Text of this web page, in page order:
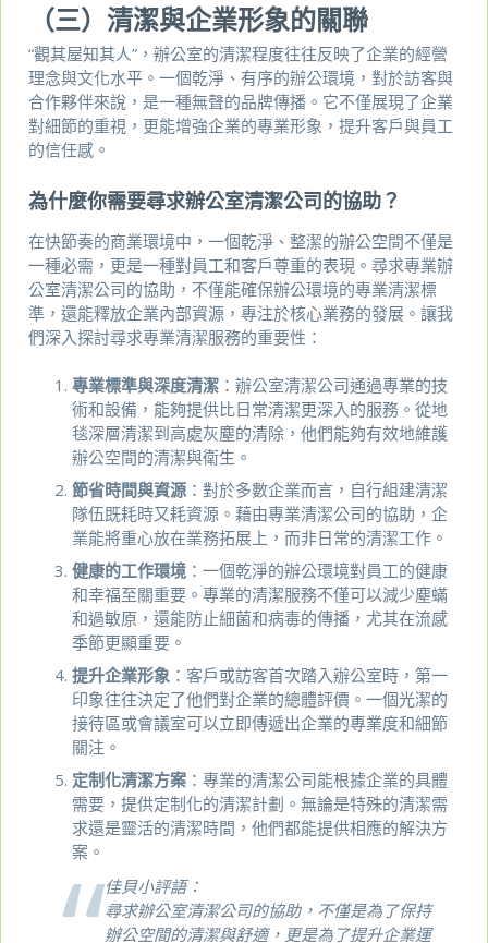
（三）清潔與企業形象的關聯
“觀其屋知其人”，辦公室的清潔程度往往反映了企業的經營
理念與文化水平。一個乾淨、有序的辦公環境，對於訪客與
合作夥伴來說，是一種無聲的品牌傳播。它不僅展現了企業
對細節的重視，更能增強企業的專業形象，提升客戶與員工
的信任感。
為什麼你需要尋求辦公室清潔公司的協助？
在快節奏的商業環境中，一個乾淨、整潔的辦公空間不僅是
一種必需，更是一種對員工和客戶尊重的表現。尋求專業辦
公室清潔公司的協助，不僅能確保辦公環境的專業清潔標
準，還能釋放企業內部資源，專注於核心業務的發展。讓我
們深入探討尋求專業清潔服務的重要性：
專業標準與深度清潔 ：辦公室清潔公司通過專業的技
術和設備，能夠提供比日常清潔更深入的服務。從地
毯深層清潔到高處灰塵的清除，他們能夠有效地維護
辦公空間的清潔與衛生。
節省時間與資源 ：對於多數企業而言，自行組建清潔
隊伍既耗時又耗資源。藉由專業清潔公司的協助，企
業能將重心放在業務拓展上，而非日常的清潔工作。
健康的工作環境 ：一個乾淨的辦公環境對員工的健康
和幸福至關重要。專業的清潔服務不僅可以減少塵蟎
和過敏原，還能防止細菌和病毒的傳播，尤其在流感
季節更顯重要。
提升企業形象 ：客戶或訪客首次踏入辦公室時，第一
印象往往決定了他們對企業的總體評價。一個光潔的
接待區或會議室可以立即傳遞出企業的專業度和細節
關注。
定制化清潔方案 ：專業的清潔公司能根據企業的具體
需要，提供定制化的清潔計劃。無論是特殊的清潔需
求還是靈活的清潔時間，他們都能提供相應的解決方
案。
佳貝小評語：
尋求辦公室清潔公司的協助，不僅是為了保持
辦公空間的清潔與舒適，更是為了提升企業運